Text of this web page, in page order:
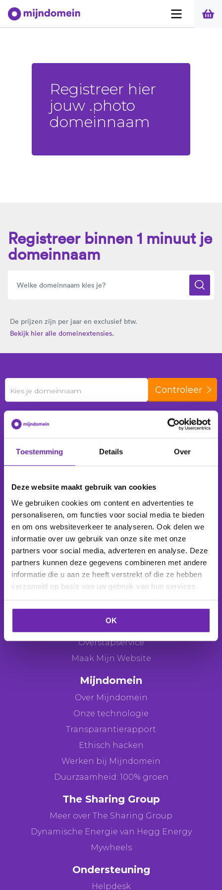
Toestemming Details Over
Deze website maakt gebruik van cookies
We gebruiken cookies om content en advertenties te
personaliseren, om functies voor social media te bieden
en om ons websiteverkeer te analyseren. Ook delen we
informatie over uw gebruik van onze site met onze
partners voor social media, adverteren en analyse. Deze
partners kunnen deze gegevens combineren met andere
informatie die u aan ze heeft verstrekt of die ze hebben
verzameld op basis van uw gebruik van hun services.
OK
Registreer hier
jouw .photo
domeinnaam
Registreer binnen 1 minuut je
domeinnaam
De prijzen zijn per jaar en exclusief btw.
Bekijk hier alle domeinextensies.
Kies je domeinnaam Controleer
241 domeinnamen
Wij beheren1.039.055 domeinnamen voor277.815
klanten.
Producten
Domeinnaam
E-mail
Webhosting
Webshop
Overstapservice
Maak Mijn Website
Mijndomein
Over Mijndomein
Onze technologie
Transparantierapport
Ethisch hacken
Werken bij Mijndomein
Duurzaamheid: 100% groen
The Sharing Group
Meer over The Sharing Group
Dynamische Energie van Hegg Energy
Mywheels
Ondersteuning
Helpdesk